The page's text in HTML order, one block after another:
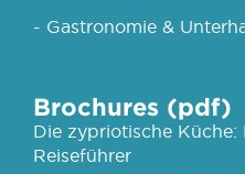
- Gastronomie &
Brochures (pdf)
Die zypriotische Küche:
Reiseführer